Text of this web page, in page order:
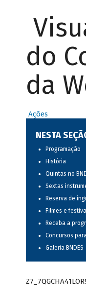
do
da
Ações
NESTA
Programação
História
Quintas no
Sextas
Reserva de
Filmes e
Receba a
Concursos
Galeria BNDES